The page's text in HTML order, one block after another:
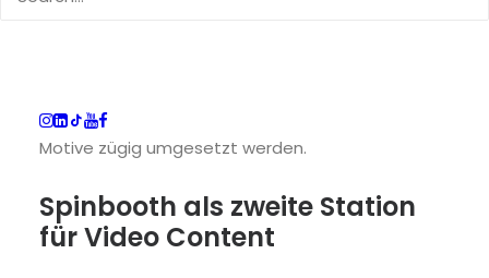
Zwei Promoter betreuten die Aktion, so konnten
Motive zügig umgesetzt werden.
Spinbooth als zweite Station
für Video Content